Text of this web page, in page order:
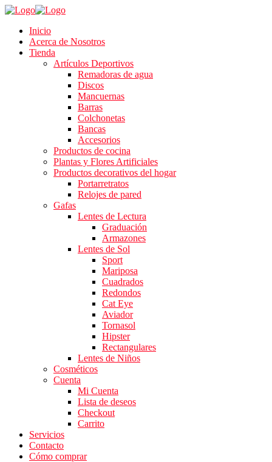
Inicio
Acerca de Nosotros
Tienda
Artículos Deportivos
Remadoras de agua
Discos
Mancuernas
Barras
Colchonetas
Bancas
Accesorios
Productos de cocina
Plantas y Flores Artificiales
Productos decorativos del hogar
Portarretratos
Relojes de pared
Gafas
Lentes de Lectura
Graduación
Armazones
Lentes de Sol
Sport
Mariposa
Cuadrados
Redondos
Cat Eye
Aviador
Tornasol
Hipster
Rectangulares
Lentes de Niños
Cosméticos
Cuenta
Mi Cuenta
Lista de deseos
Checkout
Carrito
Servicios
Contacto
Cómo comprar